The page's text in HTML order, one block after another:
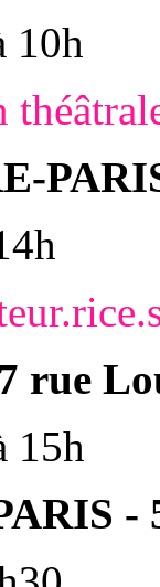
10h
h
rue
15h